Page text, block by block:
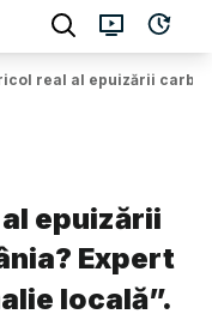
real al epuizării
epuizării
Expert
locală”.